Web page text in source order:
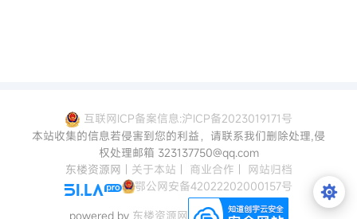
互联网ICP备案信息:沪ICP备2023019171号
本站收集的信息若侵害到您的利益，请联系我们删除处理,侵
权处理邮箱 323137750@qq.com
东楼资源网 | 关于本站 | 商业合作 | 网站归档
鄂公网安备42022202000157号
powered by 东楼资源网